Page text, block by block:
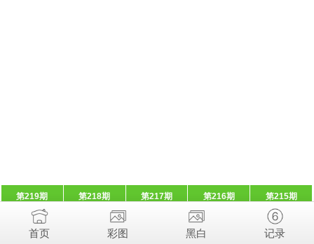
第219期 第218期 第217期 第216期 第215期
首页 彩图 黑白 记录